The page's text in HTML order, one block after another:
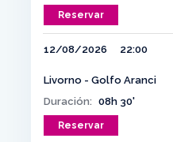
Reservar
12/08/2026 22:00
Livorno - Golfo Aranci
Duración: 08h 30'
Reservar